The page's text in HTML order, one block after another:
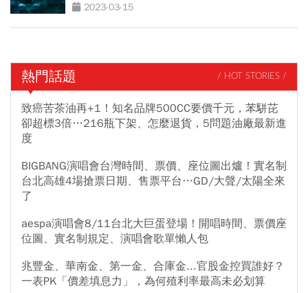
2023-03-15
熱門話題 / HOT STORIES /
致癌苦茶油再+1！知名品牌500CC要價千元，苯駢芘
卻超標3倍…216瓶下架、怎麼退貨，5問題油廠最新進
度
BIGBANG演唱會台灣時間、票價、座位圖出爐！實名制
台北高雄4場搶票日期、售票平台…GD/大聲/太陽全來
了
aespa演唱會8/11台北大巨蛋登場！開唱時間、票價座
位圖、實名制規定、演唱會歌單懶人包
兆豐金、華南金、第一金、合庫金...官股金控買誰好？
一表PK「價差填息力」，為何殖利率最高未必划算